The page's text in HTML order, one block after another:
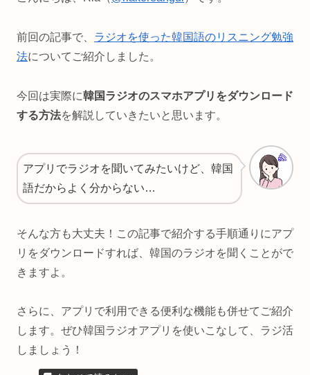
前回の記事で、 ラジオを使った韓国語のリスニング勉強
法についてご紹介しました。
今回は実際に韓国ラジオのスマホアプリをダウンロード
する方法を解説していきたいと思います。
アプリでラジオを聞いてみたいけど、韓国
語だからよく分からない…
そんな方も大丈夫！この記事で紹介する手順通りにアプ
リをダウンロードすれば、韓国のラジオを聞くことがで
きますよ。
さらに、アプリで利用できる便利な機能も併せてご紹介
します。ぜひ韓国ラジオアプリを使いこなして、ラジ活
しましょう！